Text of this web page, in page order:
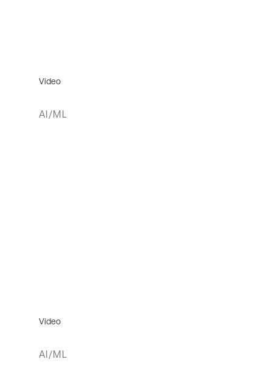
Video
AI/ML
Video
AI/ML